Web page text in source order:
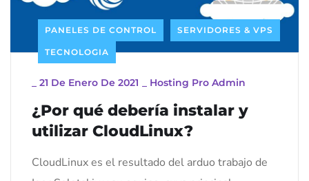
PANELES DE CONTROL SERVIDORES & VPS
TECNOLOGIA
21 De Enero De 2021 Hosting Pro Admin
¿Por qué debería instalar y
utilizar CloudLinux?
CloudLinux es el resultado del arduo trabajo de